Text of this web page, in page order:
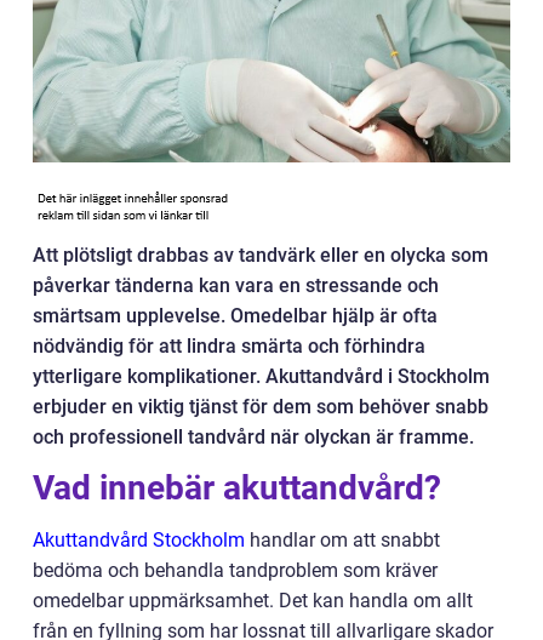
Att plötsligt drabbas av tandvärk eller en olycka som
påverkar tänderna kan vara en stressande och
smärtsam upplevelse. Omedelbar hjälp är ofta
nödvändig för att lindra smärta och förhindra
ytterligare komplikationer. Akuttandvård i Stockholm
erbjuder en viktig tjänst för dem som behöver snabb
och professionell tandvård när olyckan är framme.
Vad innebär akuttandvård?
Akuttandvård Stockholm handlar om att snabbt
bedöma och behandla tandproblem som kräver
omedelbar uppmärksamhet. Det kan handla om allt
från en fyllning som har lossnat till allvarligare skador